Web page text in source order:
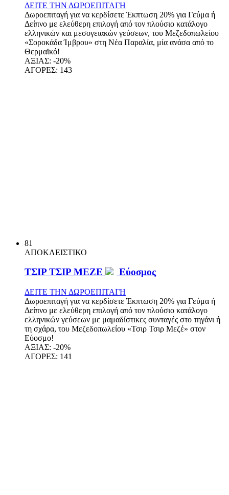
ΔΕΙΤΕ ΤΗΝ ΔΩΡΟΕΠΙΤΑΓΗ
Δωροεπιταγή για να κερδίσετε Έκπτωση 20% για Γεύμα ή
Δείπνο με ελεύθερη επιλογή από τον πλούσιο κατάλογο
ελληνικών και μεσογειακών γεύσεων, του Μεζεδοπωλείου
«Σοροκάδα Ίμβρου» στη Νέα Παραλία, μία ανάσα από το
Θερμαϊκό!
ΑΞΙΑΣ: -20%
ΑΓΟΡΕΣ: 143
81
ΑΠΟΚΛΕΙΣΤΙΚΟ
ΤΣΙΡ ΤΣΙΡ ΜΕΖΕ Εύοσμος
ΔΕΙΤΕ ΤΗΝ ΔΩΡΟΕΠΙΤΑΓΗ
Δωροεπιταγή για να κερδίσετε Έκπτωση 20% για Γεύμα ή
Δείπνο με ελεύθερη επιλογή από τον πλούσιο κατάλογο
ελληνικών γεύσεων με μαμαδίστικες συνταγές στο τηγάνι ή
τη σχάρα, του Μεζεδοπωλείου «Τσιρ Τσιρ Μεζέ» στον
Εύοσμο!
ΑΞΙΑΣ: -20%
ΑΓΟΡΕΣ: 141